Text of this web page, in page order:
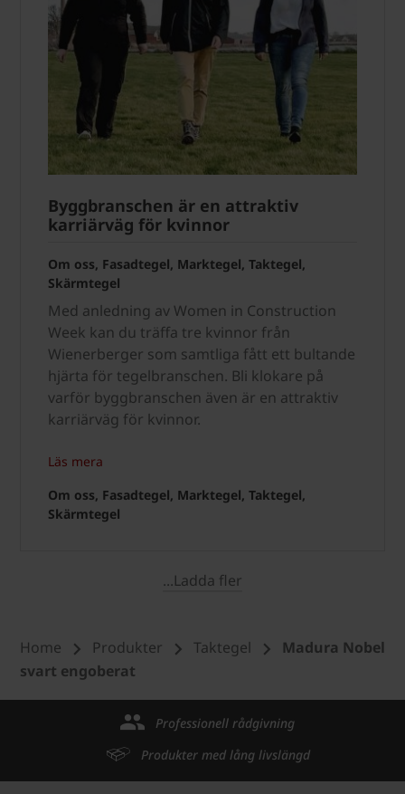
Byggbranschen är en attraktiv
karriärväg för kvinnor
Om oss, Fasadtegel, Marktegel, Taktegel,
Skärmtegel
Med anledning av Women in Construction
Week kan du träffa tre kvinnor från
Wienerberger som samtliga fått ett bultande
hjärta för tegelbranschen. Bli klokare på
varför byggbranschen även är en attraktiv
karriärväg för kvinnor.
Läs mera
Om oss, Fasadtegel, Marktegel, Taktegel,
Skärmtegel
...Ladda fler
Home Produkter Taktegel
Madura Nobel
svart engoberat
Professionell rådgivning
Produkter med lång livslängd